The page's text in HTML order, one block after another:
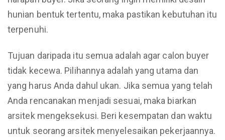
hunian bentuk tertentu, maka pastikan kebutuhan itu
terpenuhi.
Tujuan daripada itu semua adalah agar calon buyer
tidak kecewa. Pilihannya adalah yang utama dan
yang harus Anda dahul ukan. Jika semua yang telah
Anda rencanakan menjadi sesuai, maka biarkan
arsitek mengeksekusi. Beri kesempatan dan waktu
untuk seorang arsitek menyelesaikan pekerjaannya.